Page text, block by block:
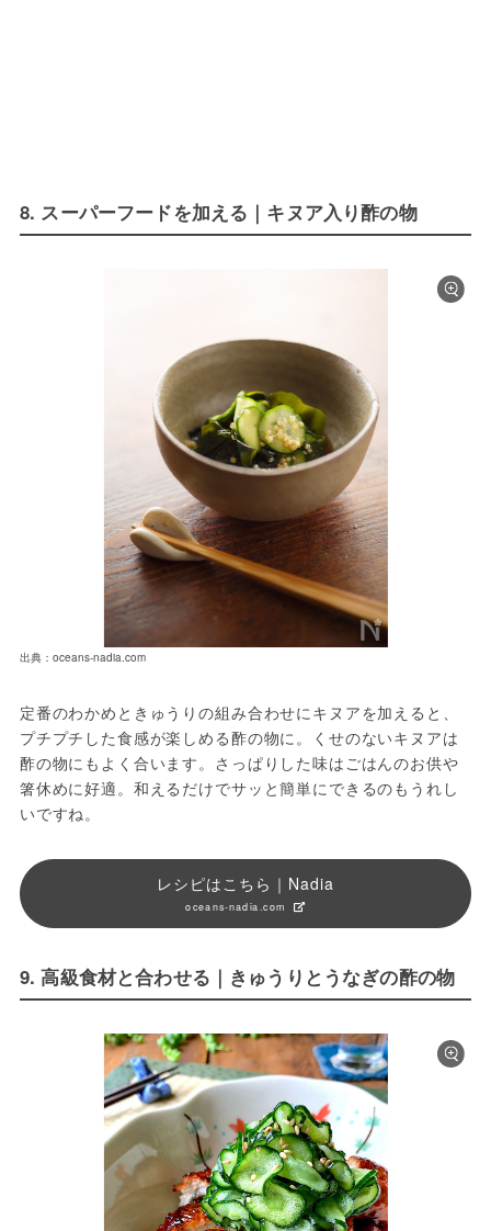
8. スーパーフードを加える｜キヌア入り酢の物
出典：oceans-nadia.com
定番のわかめときゅうりの組み合わせにキヌアを加えると、
プチプチした食感が楽しめる酢の物に。くせのないキヌアは
酢の物にもよく合います。さっぱりした味はごはんのお供や
箸休めに好適。和えるだけでサッと簡単にできるのもうれし
いですね。
レシピはこちら｜Nadia
oceans-nadia.com
9. 高級食材と合わせる｜きゅうりとうなぎの酢の物